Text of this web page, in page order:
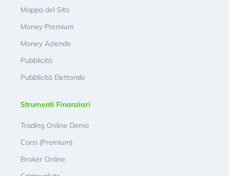
Mappa del Sito
Money Premium
Money Aziende
Pubblicità
Pubblicità Elettorale
Strumenti Finanziari
Trading Online Demo
Corsi (Premium)
Broker Online